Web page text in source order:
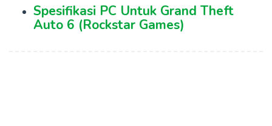
Spesifikasi PC Untuk Grand Theft
Auto 6 (Rockstar Games)